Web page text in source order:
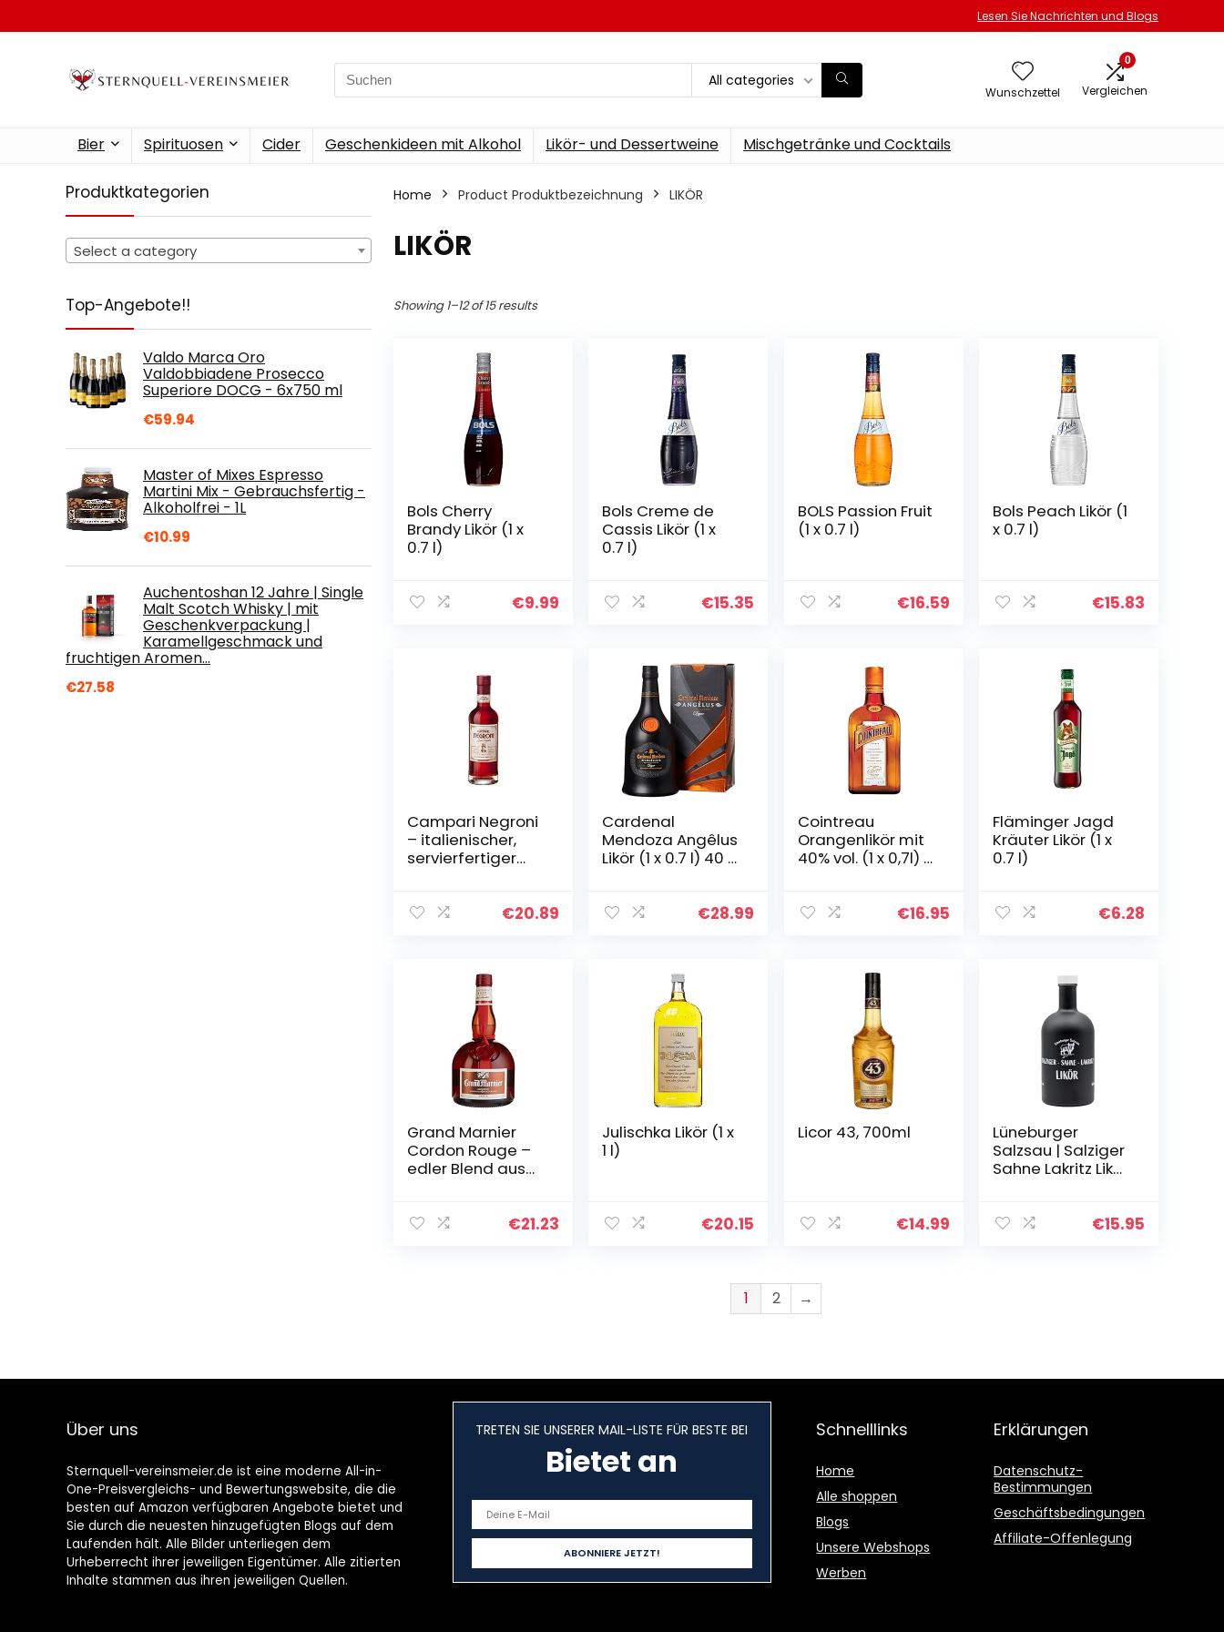
Lesen Sie Nachrichten und Blogs
Search
for:
All categories
Wunschzettel
0
Vergleichen
Bier Spirituosen Cider Geschenkideen mit Alkohol Likör- und Dessertweine Mischgetränke und Cocktails
Produktkategorien
Select a category
Top-Angebote!!
Valdo Marca Oro
Valdobbiadene Prosecco
Superiore DOCG - 6x750 ml
€59.94
Master of Mixes Espresso
Martini Mix - Gebrauchsfertig -
Alkoholfrei - 1L
€10.99
Auchentoshan 12 Jahre | Single
Malt Scotch Whisky | mit
Geschenkverpackung |
Karamellgeschmack und
fruchtigen Aromen…
€27.58
Home Product Produktbezeichnung ‎LIKÖR
‎LIKÖR
Showing 1–12 of 15 results
Bols Cherry
Brandy Likör (1 x
0.7 l)
€9.99
Bols Creme de
Cassis Likör (1 x
0.7 l)
€15.35
BOLS Passion Fruit
(1 x 0.7 l)
€16.59
Bols Peach Likör (1
x 0.7 l)
€15.83
Campari Negroni
– italienischer,
servierfertiger
Hause Campari –
€20.89
Cardenal
Mendoza Angêlus
Likör (1 x 0.7 l) 40 %
auf Basis des€28.99
Cointreau
Orangenlikör mit
40% vol. (1 x 0,7l) |
100% natürlichen
€16.95
Fläminger Jagd
Kräuter Likör (1 x
0.7 l)
€6.28
Grand Marnier
Cordon Rouge –
edler Blend aus
Essenz – pur als
€21.23
Julischka Likör (1 x
1 l)
€20.15
Licor 43, 700ml
€14.99
Lüneburger
Salzsau | Salziger
Sahne Lakritz Likör
€15.95
1 2 →
Über uns
Sternquell-vereinsmeier.de ist eine moderne All-in-
One-Preisvergleichs- und Bewertungswebsite, die die
besten auf Amazon verfügbaren Angebote bietet und
Sie durch die neuesten hinzugefügten Blogs auf dem
Laufenden hält. Alle Bilder unterliegen dem
Urheberrecht ihrer jeweiligen Eigentümer. Alle zitierten
Inhalte stammen aus ihren jeweiligen Quellen.
TRETEN SIE UNSERER MAIL-LISTE FÜR BESTE BEI
Bietet an
Schnelllinks
Home
Alle shoppen
Blogs
Unsere Webshops
Werben
Erklärungen
Datenschutz-
Bestimmungen
Geschäftsbedingungen
Affiliate-Offenlegung